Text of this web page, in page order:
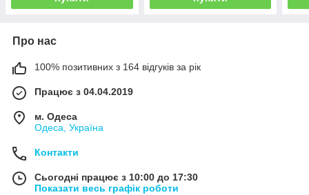
Про нас
100% позитивних з 164 відгуків за рік
Працює з 04.04.2019
м. Одеса
Одеса, Україна
Контакти
Сьогодні працює з 10:00 до 17:30
Показати весь графік роботи